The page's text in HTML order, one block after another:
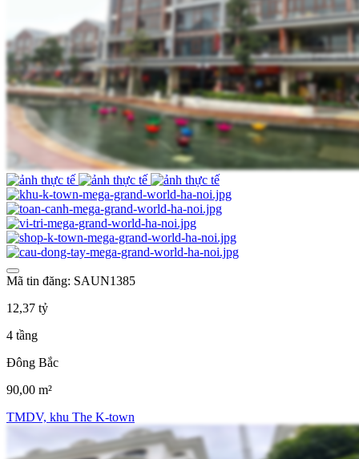
Mã tin đăng: SAUN1385
12,37 tỷ
4 tầng
Đông Bắc
90,00 m²
TMDV, khu The K-town